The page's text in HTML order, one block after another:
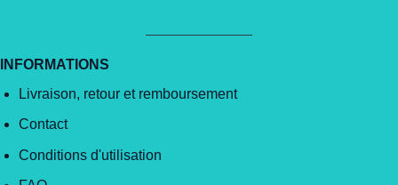
INFORMATIONS
Livraison, retour et remboursement
Contact
Conditions d'utilisation